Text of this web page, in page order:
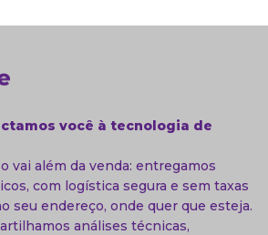
você à tecnologia de
vai além da venda: entregamos
com logística segura e sem taxas
seu endereço, onde quer que esteja.
análises técnicas,